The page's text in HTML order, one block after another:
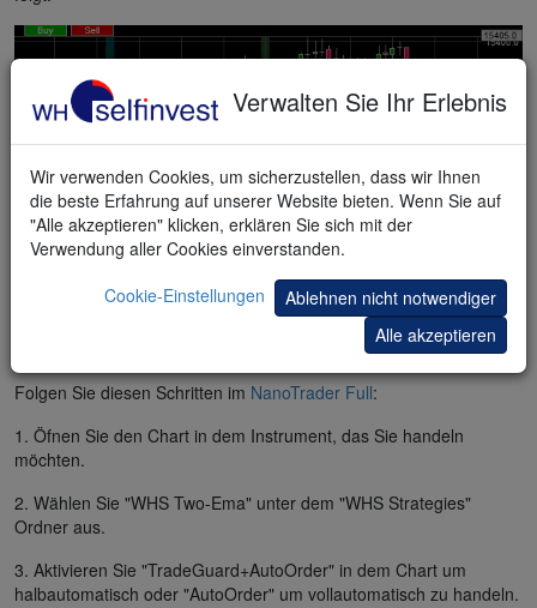
KOSTENLOSE Day-Trading Strategie
Folgen Sie diesen Schritten im NanoTrader Full:
1. Öfnen Sie den Chart in dem Instrument, das Sie handeln
möchten.
2. Wählen Sie "WHS Two-Ema" unter dem "WHS Strategies"
Ordner aus.
3. Aktivieren Sie "TradeGuard+AutoOrder" in dem Chart um
halbautomatisch oder "AutoOrder" um vollautomatisch zu handeln.
Verwalten Sie Ihr Erlebnis
Wir verwenden Cookies, um sicherzustellen, dass wir Ihnen
die beste Erfahrung auf unserer Website bieten. Wenn Sie auf
"Alle akzeptieren" klicken, erklären Sie sich mit der
Verwendung aller Cookies einverstanden.
Cookie-Einstellungen
Ablehnen nicht notwendiger
Alle akzeptieren